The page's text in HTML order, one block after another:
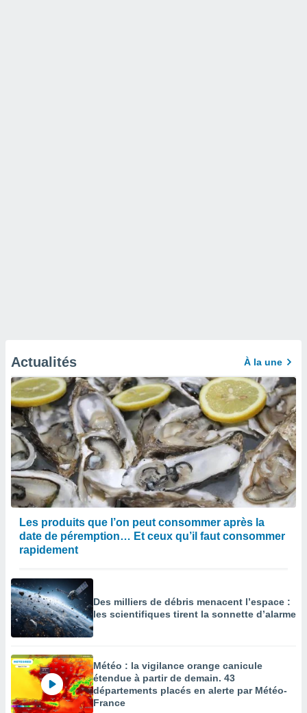
Actualités À la une
Les produits que l’on peut consommer après la
date de péremption… Et ceux qu’il faut consommer
rapidement
Des milliers de débris menacent l’espace :
les scientifiques tirent la sonnette d’alarme
Météo : la vigilance orange canicule
étendue à partir de demain. 43
départements placés en alerte par Météo-
France